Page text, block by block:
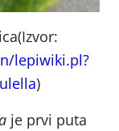
(Izvor:
lepiwiki.pl?
)
je prvi puta